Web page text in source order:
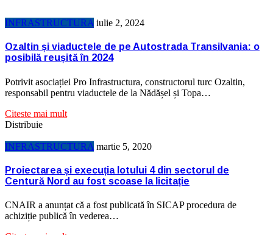
INFRASTRUCTURA iulie 2, 2024
Ozaltin și viaductele de pe Autostrada Transilvania: o
posibilă reușită în 2024
Potrivit asociației Pro Infrastructura, constructorul turc Ozaltin,
responsabil pentru viaductele de la Nădășel și Topa…
Citeste mai mult
Distribuie
INFRASTRUCTURA martie 5, 2020
Proiectarea și execuția lotului 4 din sectorul de
Centură Nord au fost scoase la licitație
CNAIR a anunțat că a fost publicată în SICAP procedura de
achiziție publică în vederea…